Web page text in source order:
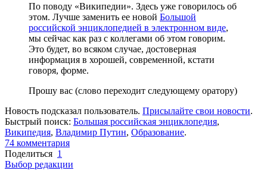
По поводу «Википедии». Здесь уже говорилось об
этом. Лучше заменить ее новой Большой
российской энциклопедией в электронном виде,
мы сейчас как раз с коллегами об этом говорим.
Это будет, во всяком случае, достоверная
информация в хорошей, современной, кстати
говоря, форме.
Прошу вас (слово переходит следующему оратору)
Новость подсказал пользователь. Присылайте свои новости.
Быстрый поиск: Большая российская энциклопедия,
Википедия, Владимир Путин, Образование.
74 комментария
Поделиться 1
Выбор редакции